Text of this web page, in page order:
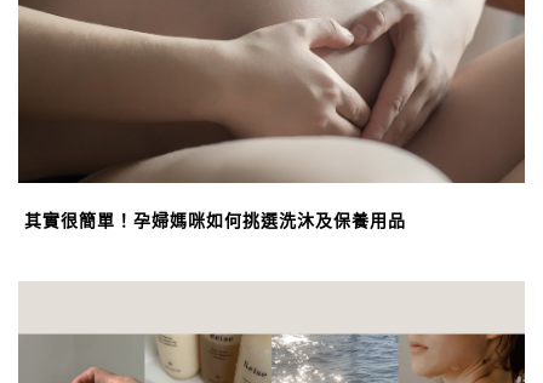
其實很簡單！孕婦媽咪如何挑選洗沐及保養用品